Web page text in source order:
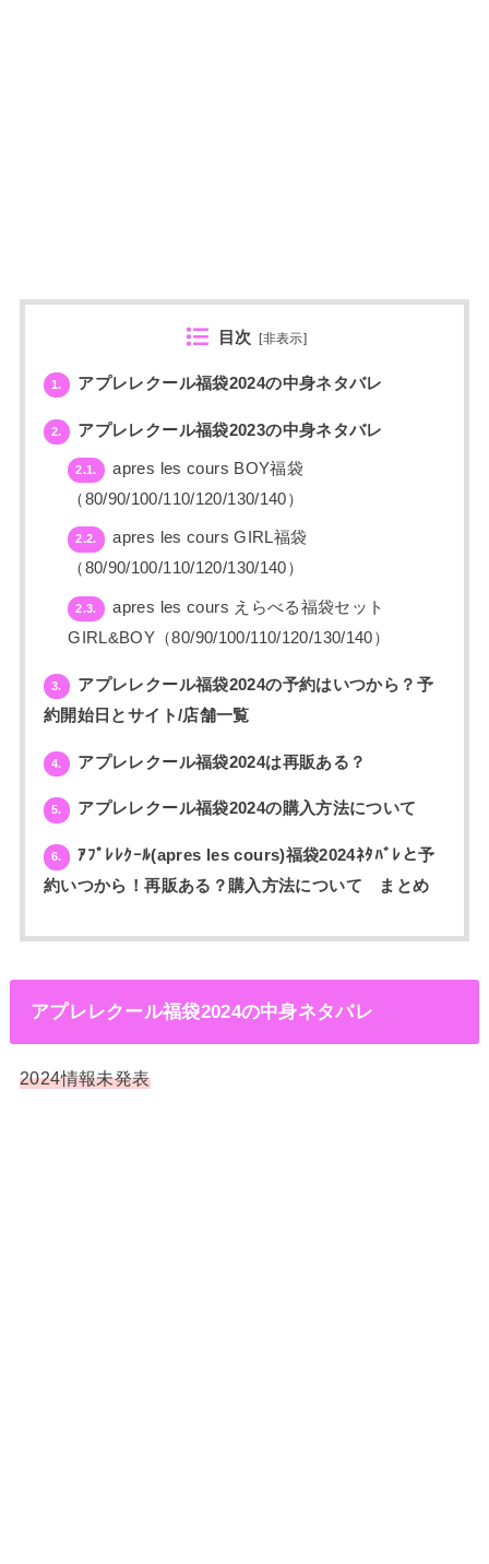
目次 [非表示]
1. アプレレクール福袋2024の中身ネタバレ
2. アプレレクール福袋2023の中身ネタバレ
2.1.
apres les cours BOY福袋
（80/90/100/110/120/130/140）
2.2.
apres les cours GIRL福袋
（80/90/100/110/120/130/140）
2.3.
apres les cours えらべる福袋セット
GIRL&BOY（80/90/100/110/120/130/140）
3.
アプレレクール福袋2024の予約はいつから？予
約開始日とサイト/店舗一覧
4. アプレレクール福袋2024は再販ある？
5. アプレレクール福袋2024の購入方法について
6.
ｱﾌﾟﾚﾚｸｰﾙ(apres les cours)福袋2024ﾈﾀﾊﾞﾚと予
約いつから！再販ある？購入方法について まとめ
アプレレクール福袋2024の中身ネタバレ
2024情報未発表